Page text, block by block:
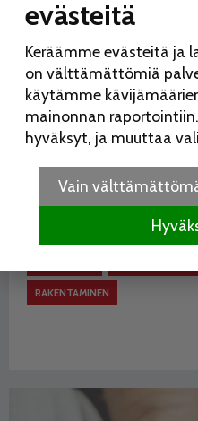
Liikennejärjestelyjen
pelastuslaitoksen kalusto
heti aseman
Vuosaaren
kaupungin
palveluverkoston
asema palvelee alueen
RAKENTAMINEN
evästeitä
Keräämme evästeitä ja
on välttämättömiä
käytämme
mainonnan
hyväksyt, ja muuttaa
Vain